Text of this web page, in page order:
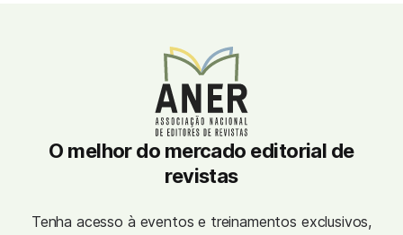
O melhor do mercado editorial de
revistas
Tenha acesso à eventos e treinamentos exclusivos,